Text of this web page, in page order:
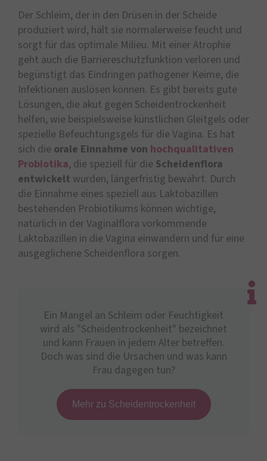
Der Schleim, der in den Drüsen in der Scheide
produziert wird, hält sie normalerweise feucht und
sorgt für das optimale Milieu. Mit einer Atrophie
geht auch die Barriereschutzfunktion verloren und
begünstigt das Eindringen pathogener Keime, die
Infektionen auslösen können. Es gibt bereits gute
Lösungen, die akut gegen Scheidentrockenheit
helfen, wie beispielsweise künstlichen Gleitgels oder
spezielle Befeuchtungsgels für die Vagina. Es hat
sich die orale Einnahme von hochqualitativen
Probiotika, die speziell für die Scheidenflora
entwickelt wurden, längerfristig bewährt. Durch
die Einnahme eines speziell aus Laktobazillen
bestehenden Probiotikums können wichtige,
natürlich in der Vaginalflora vorkommende
Laktobazillen in die Vagina einwandern und für eine
ausgeglichene Scheidenflora sorgen.
Ein Mangel an Schleim oder Feuchtigkeit
wird als "Scheidentrockenheit" bezeichnet
und kann Frauen in jedem Alter betreffen.
Doch was sind die Ursachen und was kann
Frau dagegen tun?
Mehr zu Scheidentrockenheit